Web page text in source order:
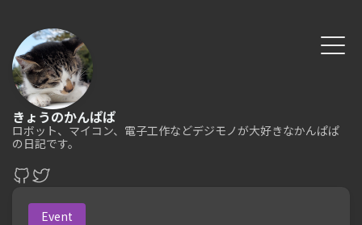
きょうのかんぱぱ
ロボット、マイコン、電子工作などデジモノが大好きなかんぱぱ
の日記です。
Event